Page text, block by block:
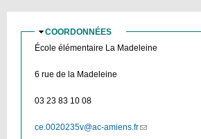
MASQUER
COORDONNÉES
École élémentaire La Madeleine
6 rue de la Madeleine
03 23 83 10 08
ce.0020235v@ac-amiens.fr(link